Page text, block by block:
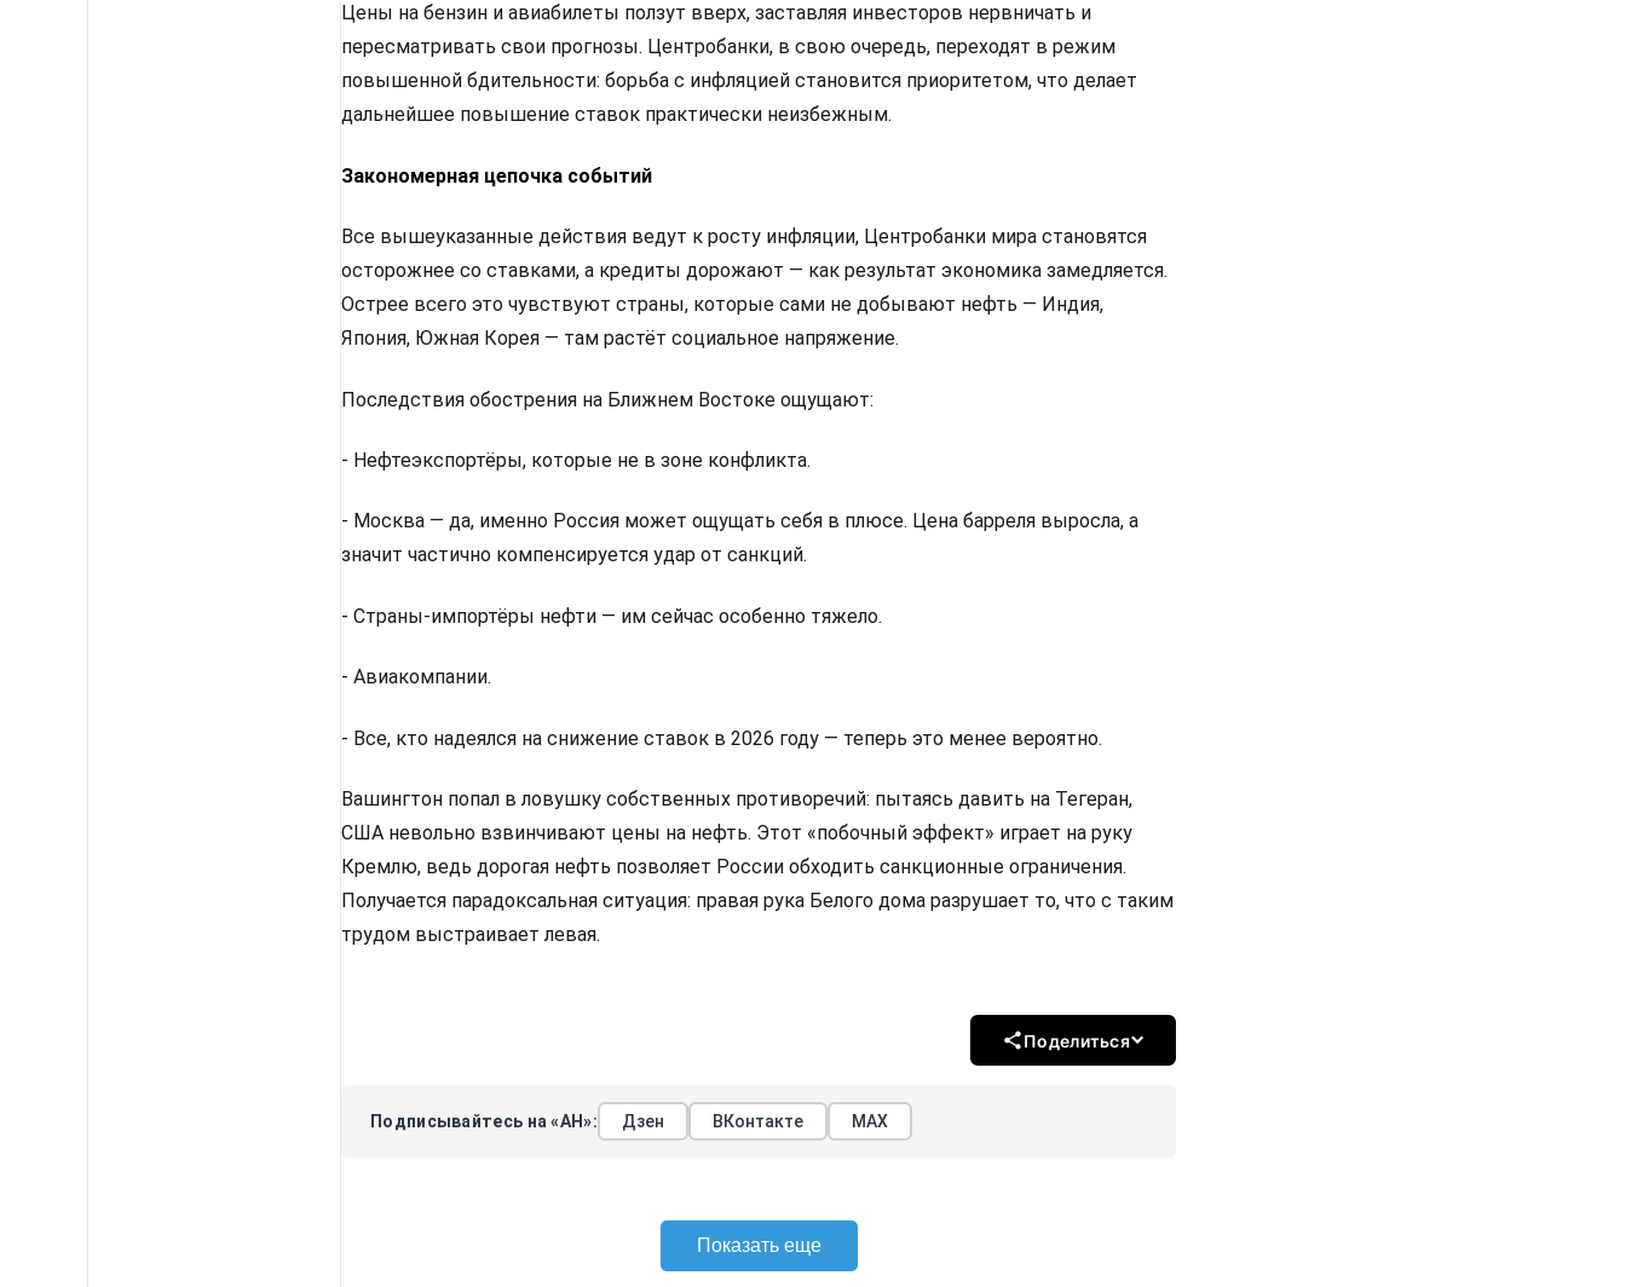
Цены на бензин и авиабилеты ползут вверх, заставляя инвесторов нервничать и
пересматривать свои прогнозы. Центробанки, в свою очередь, переходят в режим
повышенной бдительности: борьба с инфляцией становится приоритетом, что делает
дальнейшее повышение ставок практически неизбежным.
Закономерная цепочка событий
Все вышеуказанные действия ведут к росту инфляции, Центробанки мира становятся
осторожнее со ставками, а кредиты дорожают — как результат экономика замедляется.
Острее всего это чувствуют страны, которые сами не добывают нефть — Индия,
Япония, Южная Корея — там растёт социальное напряжение.
Последствия обострения на Ближнем Востоке ощущают:
- Нефтеэкспортёры, которые не в зоне конфликта.
- Москва — да, именно Россия может ощущать себя в плюсе. Цена барреля выросла, а
значит частично компенсируется удар от санкций.
- Страны-импортёры нефти — им сейчас особенно тяжело.
- Авиакомпании.
- Все, кто надеялся на снижение ставок в 2026 году — теперь это менее вероятно.
Вашингтон попал в ловушку собственных противоречий: пытаясь давить на Тегеран,
США невольно взвинчивают цены на нефть. Этот «побочный эффект» играет на руку
Кремлю, ведь дорогая нефть позволяет России обходить санкционные ограничения.
Получается парадоксальная ситуация: правая рука Белого дома разрушает то, что с таким
трудом выстраивает левая.
Поделиться
Подписывайтесь на «АН»: Дзен ВКонтакте МАХ
Показать еще